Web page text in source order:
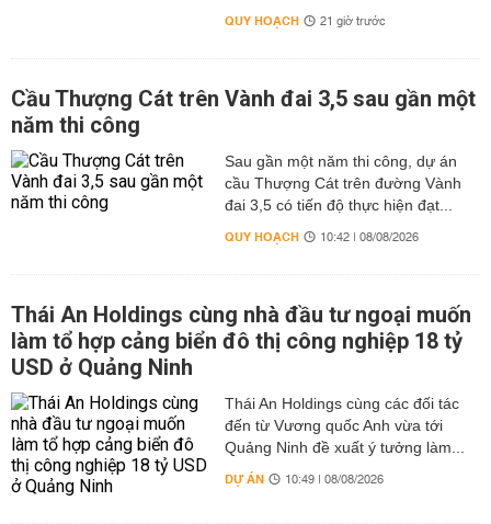
QUY HOẠCH 21 giờ trước
Cầu Thượng Cát trên Vành đai 3,5 sau gần một
năm thi công
Sau gần một năm thi công, dự án
cầu Thượng Cát trên đường Vành
đai 3,5 có tiến độ thực hiện đạt...
QUY HOẠCH 10:42 | 08/08/2026
Thái An Holdings cùng nhà đầu tư ngoại muốn
làm tổ hợp cảng biển đô thị công nghiệp 18 tỷ
USD ở Quảng Ninh
Thái An Holdings cùng các đối tác
đến từ Vương quốc Anh vừa tới
Quảng Ninh đề xuất ý tưởng làm...
DỰ ÁN 10:49 | 08/08/2026